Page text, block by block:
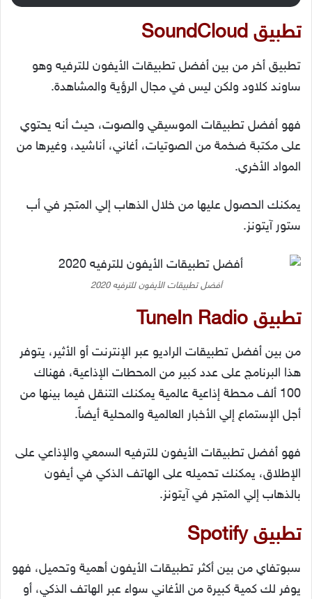
تطبيق SoundCloud
تطبيق أخر من بين أفضل تطبيقات الأيفون للترفيه وهو
ساوند كلاود ولكن ليس في مجال الرؤية والمشاهدة.
فهو أفضل تطبيقات الموسيقي والصوت، حيث أنه يحتوي
على مكتبة ضخمة من الصوتيات، أغاني، أناشيد، وغيرها من
المواد الأخري.
يمكنك الحصول عليها من خلال الذهاب إلي المتجر في أب
ستور آيتونز.
أفضل تطبيقات الأيفون للترفيه 2020
تطبيق TuneIn Radio
من بين أفضل تطبيقات الراديو عبر الإنترنت أو الأثير، يتوفر
هذا البرنامج على عدد كبير من المحطات الإذاعية، فهناك
100 ألف محطة إذاعية عالمية يمكنك التنقل فيما بينها من
أجل الإستماع إلي الأخبار العالمية والمحلية أيضاً.
فهو أفضل تطبيقات الأيفون للترفيه السمعي والإذاعي على
الإطلاق، يمكنك تحميله على الهاتف الذكي في أيفون
بالذهاب إلي المتجر في آيتونز.
تطبيق Spotify
سبوتفاي من بين أكثر تطبيقات الأيفون أهمية وتحميل، فهو
يوفر لك كمية كبيرة من الأغاني سواء عبر الهاتف الذكي، أو